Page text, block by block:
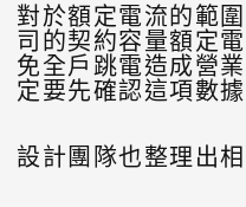
對於額定電流的範
司的契約容量額定
免全戶跳電造成營
定要先確認這項數據
設計團隊也整理出